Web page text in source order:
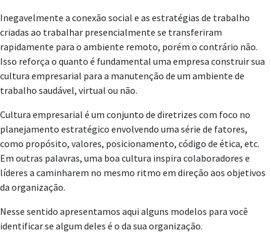
Inegavelmente a conexão social e as estratégias de trabalho
criadas ao trabalhar presencialmente se transferiram
rapidamente para o ambiente remoto, porém o contrário não.
Isso reforça o quanto é fundamental uma empresa construir sua
cultura empresarial para a manutenção de um ambiente de
trabalho saudável, virtual ou não.
Cultura empresarial é um conjunto de diretrizes com foco no
planejamento estratégico envolvendo uma série de fatores,
como propósito, valores, posicionamento, código de ética, etc.
Em outras palavras, uma boa cultura inspira colaboradores e
líderes a caminharem no mesmo ritmo em direção aos objetivos
da organização.
Nesse sentido apresentamos aqui alguns modelos para você
identificar se algum deles é o da sua organização.